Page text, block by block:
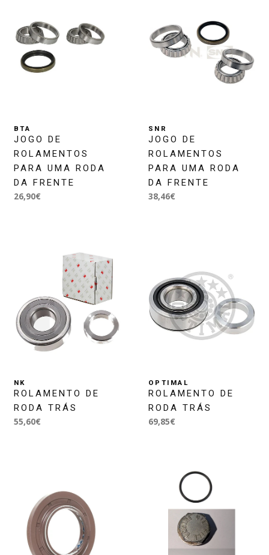
BTA
JOGO DE
ROLAMENTOS
PARA UMA RODA
DA FRENTE
26,90€
SNR
JOGO DE
ROLAMENTOS
PARA UMA RODA
DA FRENTE
38,46€
NK
ROLAMENTO DE
RODA TRÁS
55,60€
OPTIMAL
ROLAMENTO DE
RODA TRÁS
69,85€